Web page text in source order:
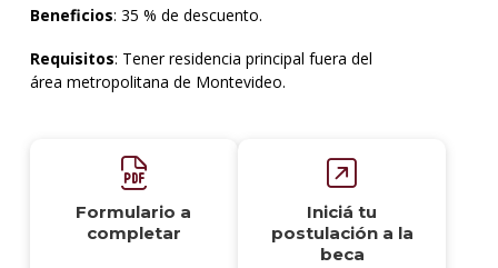
Beneficios: 35 % de descuento.
Requisitos: Tener residencia principal fuera del
área metropolitana de Montevideo.
Formulario a
completar
Iniciá tu
postulación a la
beca